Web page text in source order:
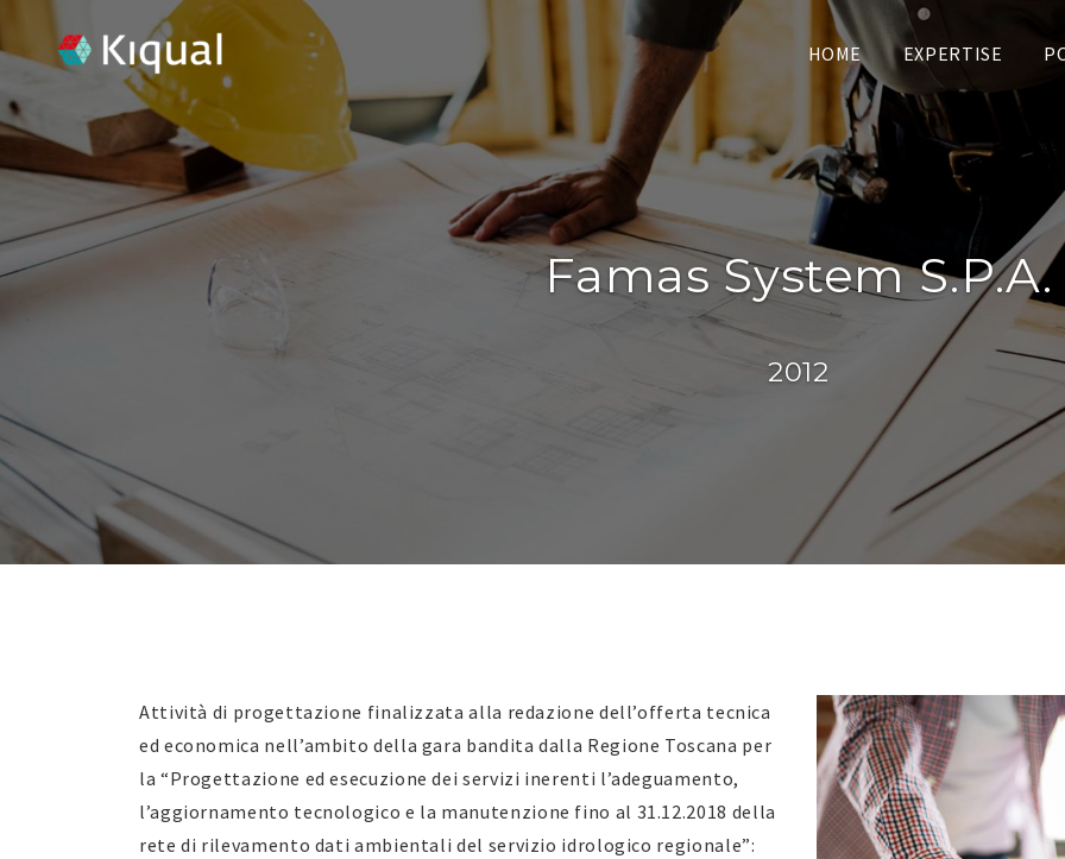
HOME EXPERTISE
Famas System S.p.A.
2012
Attività di progettazione finalizzata alla redazione dell’offerta tecnica
ed economica nell’ambito della gara bandita dalla Regione Toscana per
la “Progettazione ed esecuzione dei servizi inerenti l’adeguamento,
l’aggiornamento tecnologico e la manutenzione fino al 31.12.2018 della
rete di rilevamento dati ambientali del servizio idrologico regionale”: